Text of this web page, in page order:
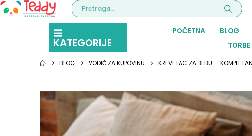
KATEGORIJE
POČETNA BLOG
BLOG VODIČ ZA KUPOVINU KREVETAC ZA BEBU —